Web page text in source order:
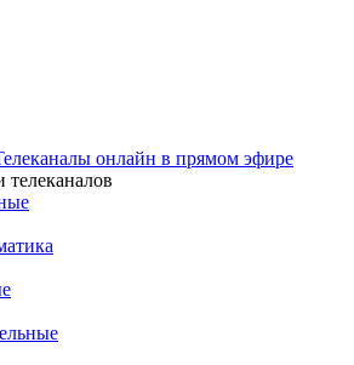
онлайн в прямом эфире
телеканалов